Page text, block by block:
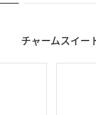
チャームスイー